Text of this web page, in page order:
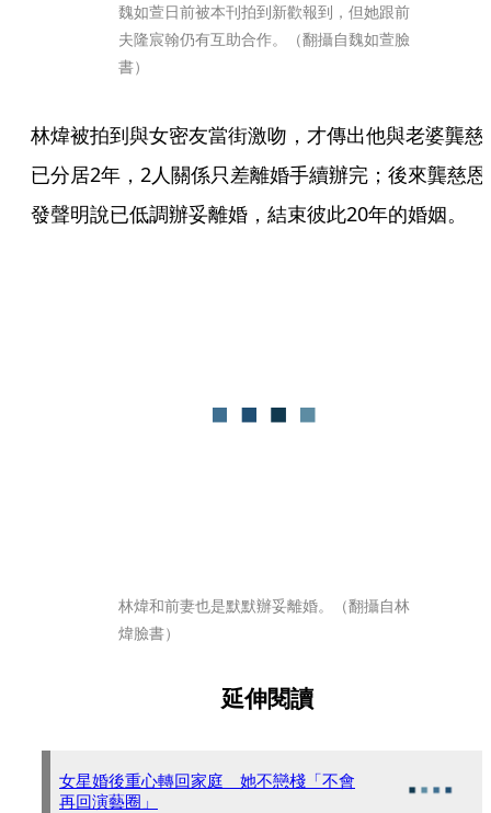
魏如萱日前被本刊拍到新歡報到，但她跟前
夫隆宸翰仍有互助合作。（翻攝自魏如萱臉
書）
林煒被拍到與女密友當街激吻，才傳出他與老婆龔慈
已分居2年，2人關係只差離婚手續辦完；後來龔慈恩
發聲明說已低調辦妥離婚，結束彼此20年的婚姻。
林煒和前妻也是默默辦妥離婚。（翻攝自林
煒臉書）
延伸閱讀
女星婚後重心轉回家庭 她不戀棧「不會
再回演藝圈」